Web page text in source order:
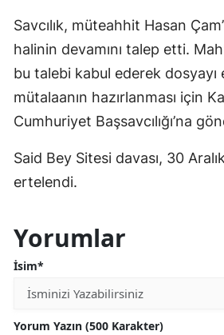
Savcılık, müteahhit Hasan
halinin devamını talep etti.
bu talebi kabul ederek dosyayı
mütalaanın hazırlanması için
Cumhuriyet Başsavcılığı’na
Said Bey Sitesi davası, 30
ertelendi.
Yorumlar
İsim*
Yorum Yazın (500 Karakter)